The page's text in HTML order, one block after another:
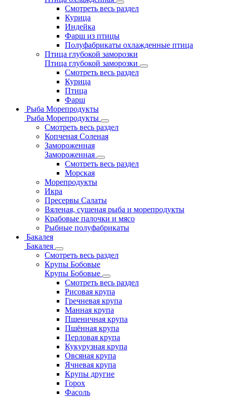
Смотреть весь раздел
Курица
Индейка
Фарш из птицы
Полуфабрикаты охлажденные птица
Птица глубокой заморозки
Птица глубокой заморозки
Смотреть весь раздел
Курица
Птица
Фарш
Рыба Морепродукты
Рыба Морепродукты
Смотреть весь раздел
Копченая Соленая
Замороженная
Замороженная
Смотреть весь раздел
Морская
Морепродукты
Икра
Пресервы Салаты
Вяленая, сушеная рыба и морепродукты
Крабовые палочки и мясо
Рыбные полуфабрикаты
Бакалея
Бакалея
Смотреть весь раздел
Крупы Бобовые
Крупы Бобовые
Смотреть весь раздел
Рисовая крупа
Гречневая крупа
Манная крупа
Пшеничная крупа
Пшённая крупа
Перловая крупа
Кукурузная крупа
Овсяная крупа
Ячневая крупа
Крупы другие
Горох
Фасоль